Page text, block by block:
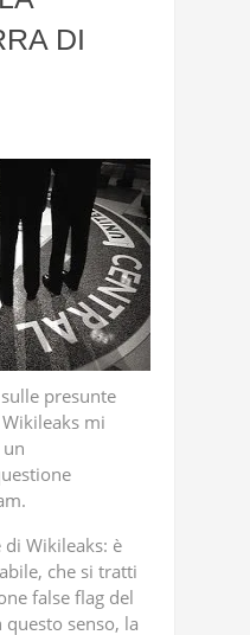
DI
presunte
mi
Wikileaks: è
che si tratti
false flag del
senso, la